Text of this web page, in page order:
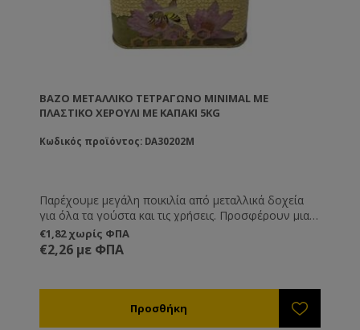
ΒΆΖΟ ΜΕΤΑΛΛΙΚΌ ΤΕΤΡΆΓΩΝΟ MINIMAL ΜΕ
ΠΛΑΣΤΙΚΌ ΧΕΡΟΎΛΙ ΜΕ ΚΑΠΆΚΙ 5KG
Κωδικός προϊόντος: DA30202M
Παρέχουμε μεγάλη ποικιλία από μεταλλικά δοχεία
για όλα τα γούστα και τις χρήσεις. Προσφέρουν μια
διαφορετική και καλόγουστη παρουσίαση του
προϊόντος σας και είναι ιδανική λύση όταν θέλετε να
μεταφέρετε ή να στείλετε το μέλι, καθώς δεν
€1,82 χωρίς ΦΠΑ
€2,26 με ΦΠΑ